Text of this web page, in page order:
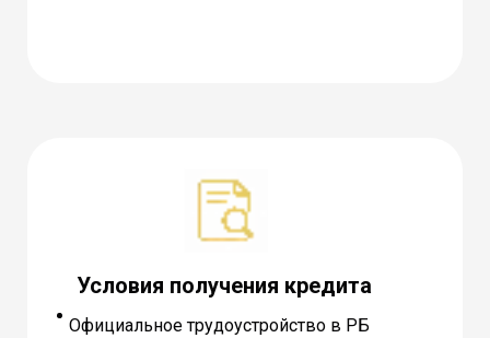
Официальное трудоустройство в РБ
Условия получения кредита